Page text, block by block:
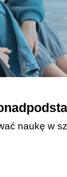
naukę w